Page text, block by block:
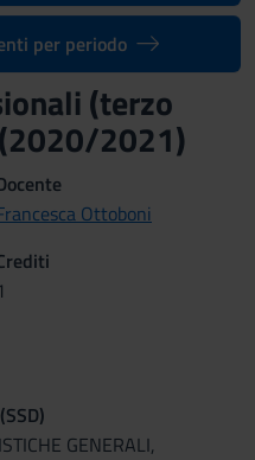
per periodo
(terzo
2021)
Ottoboni
GENERALI,